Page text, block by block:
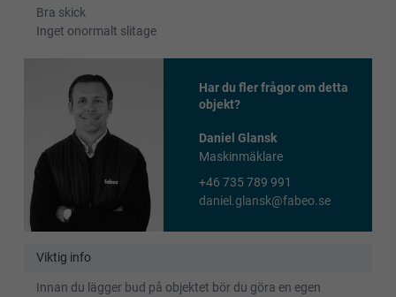
Bra skick
Inget onormalt slitage
Har du fler frågor om detta
objekt?
Daniel Glansk
Maskinmäklare
+46 735 789 991
daniel.glansk@fabeo.se
Viktig info
Innan du lägger bud på objektet bör du göra en egen